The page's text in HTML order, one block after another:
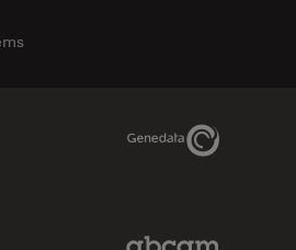
Genedata Link